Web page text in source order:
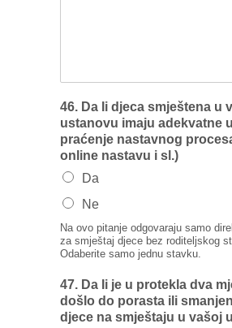
46. Da Ii djeca smještena u
ustanovu imaju adekvatne
praćenje nastavnog
online nastavu i sl.)
Da
Ne
Na ovo pitanje odgovaraju samo
za smještaj djece bez roditeljskog
Odaberite samo jednu stavku.
47. Da Ii je u protekla dva
došlo do porasta ili
djece na smještaju u vašoj